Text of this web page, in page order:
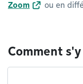
Zoom
ou en
Comment